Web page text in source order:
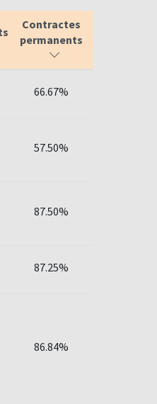
Contractes
permanents
66.67%
57.50%
87.50%
87.25%
86.84%